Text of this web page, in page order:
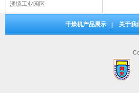
溪镇工业园区
干燥机产品展示 关于我